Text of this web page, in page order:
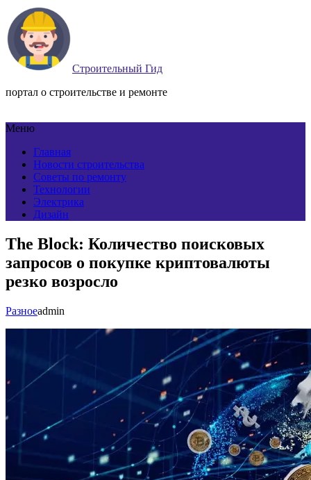
Строительный Гид
портал о строительстве и ремонте
Меню
Главная
Новости строительства
Советы по ремонту
Технологии
Электрика
Дизайн
The Block: Количество поисковых
запросов о покупке криптовалюты
резко возросло
Разноеadmin